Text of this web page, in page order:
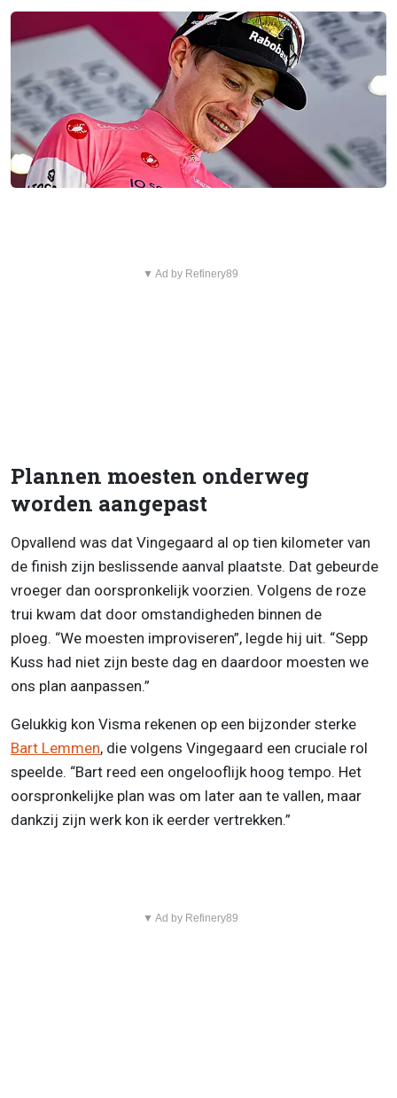
▼ Ad by Refinery89
Plannen moesten onderweg
worden aangepast
Opvallend was dat Vingegaard al op tien kilometer van
de finish zijn beslissende aanval plaatste. Dat gebeurde
vroeger dan oorspronkelijk voorzien. Volgens de roze
trui kwam dat door omstandigheden binnen de
ploeg. “We moesten improviseren”, legde hij uit. “Sepp
Kuss had niet zijn beste dag en daardoor moesten we
ons plan aanpassen.”
Gelukkig kon Visma rekenen op een bijzonder sterke
Bart Lemmen, die volgens Vingegaard een cruciale rol
speelde. “Bart reed een ongelooflijk hoog tempo. Het
oorspronkelijke plan was om later aan te vallen, maar
dankzij zijn werk kon ik eerder vertrekken.”
▼ Ad by Refinery89